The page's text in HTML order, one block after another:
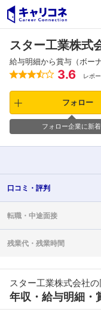
スター工業株式
給与明細から賞与（ボー
3.6 レポ
フォロー
フォロー企業に新
口コミ・ 評判
転職・ 中途面接
残業代・ 残業時間
スター工業株式会社
年収・給与明細・